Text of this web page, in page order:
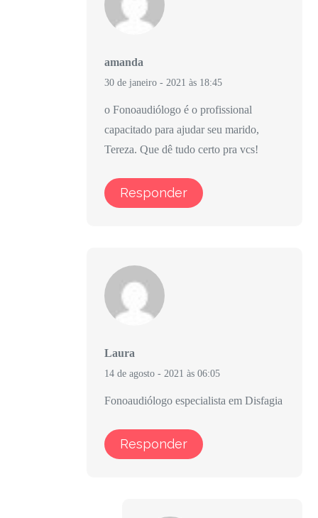
amanda
30 de janeiro - 2021 às 18:45
o Fonoaudiólogo é o profissional
capacitado para ajudar seu marido,
Tereza. Que dê tudo certo pra vcs!
Responder
Laura
14 de agosto - 2021 às 06:05
Fonoaudiólogo especialista em Disfagia
Responder